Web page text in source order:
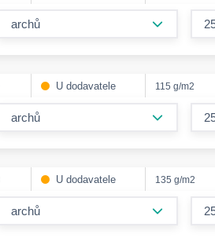
U dodavatele 115 g/m2
U dodavatele 135 g/m2